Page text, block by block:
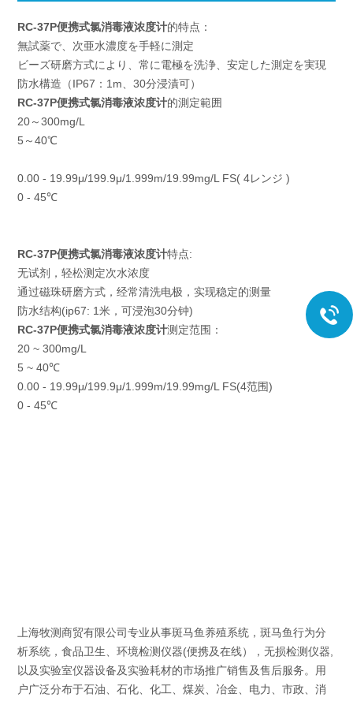
RC-37P便携式氯消毒液浓度计的特点：
無試薬で、次亜水濃度を手軽に測定
ビーズ研磨方式により、常に電極を洗浄、安定した測定を実現
防水構造（IP67：1m、30分浸漬可）
RC-37P便携式氯消毒液浓度计的測定範囲
20～300mg/L
5～40℃
0.00 - 19.99μ/199.9μ/1.999m/19.99mg/L FS( 4レンジ )
0 - 45℃
RC-37P便携式氯消毒液浓度计特点:
无试剂，轻松测定次水浓度
通过磁珠研磨方式，经常清洗电极，实现稳定的测量
防水结构(ip67: 1米，可浸泡30分钟)
RC-37P便携式氯消毒液浓度计测定范围：
20 ~ 300mg/L
5 ~ 40℃
0.00 - 19.99μ/199.9μ/1.999m/19.99mg/L FS(4范围)
0 - 45℃
上海牧测商贸有限公司专业从事斑马鱼养殖系统，斑马鱼行为分
析系统，食品卫生、环境检测仪器(便携及在线），无损检测仪器,
以及实验室仪器设备及实验耗材的市场推广销售及售后服务。用
户广泛分布于石油、石化、化工、煤炭、冶金、电力、市政、消